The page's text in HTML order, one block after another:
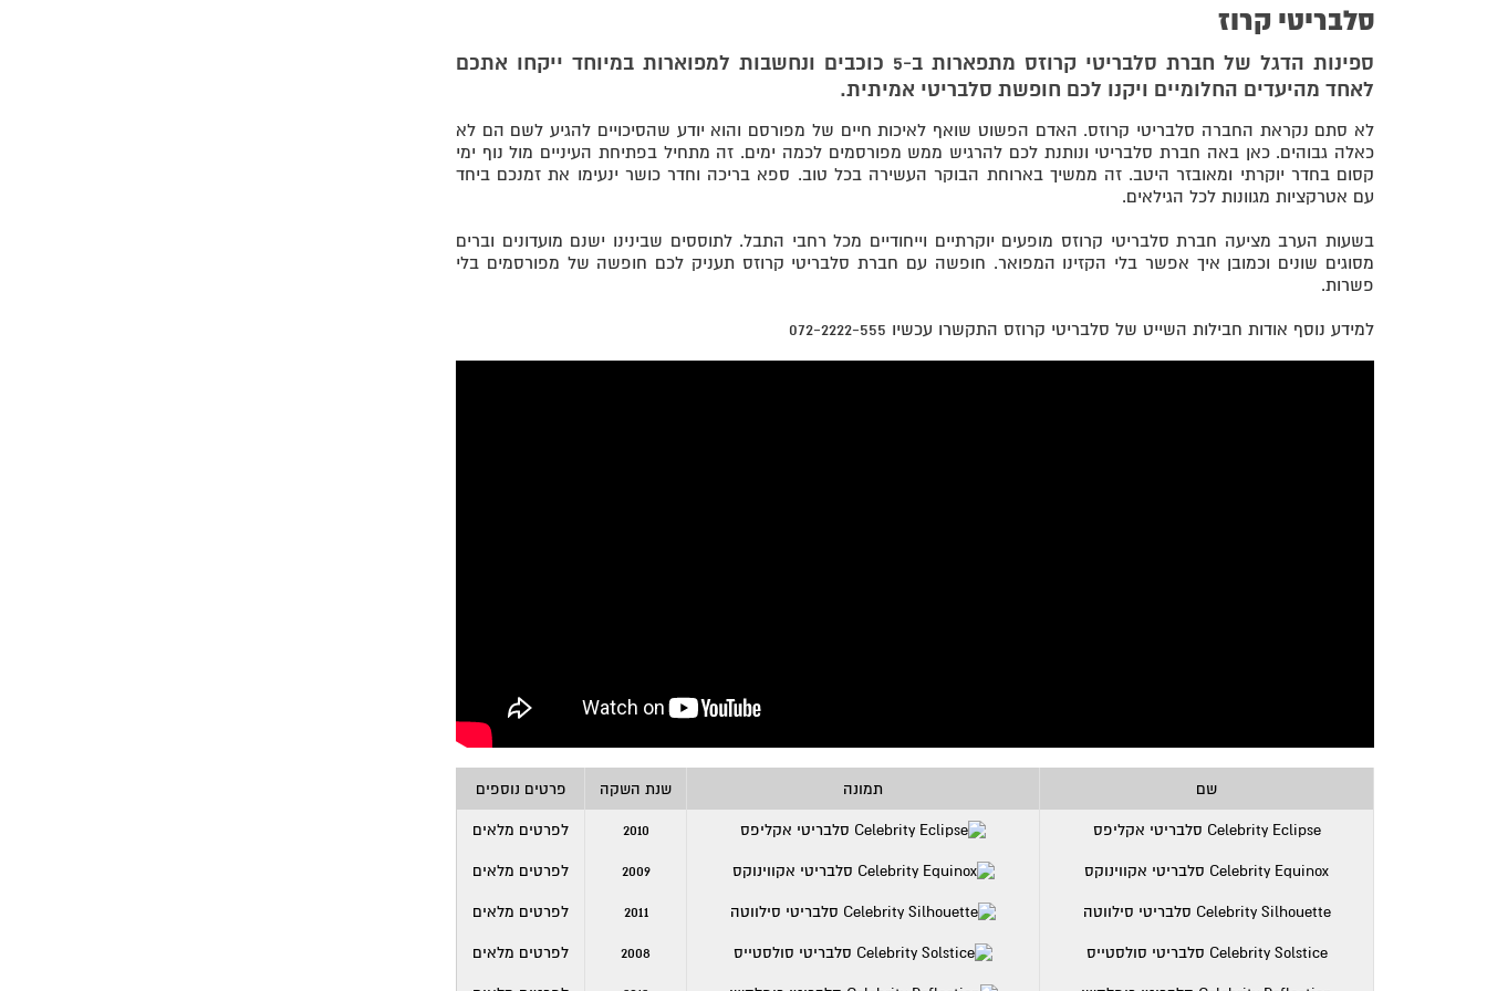
סלבריטי קרוז
ספינות הדגל של חברת סלבריטי קרוזס מתפארות ב-5 כוכבים ונחשבות למפוארות במיוחד ייקחו אתכם
לאחד מהיעדים החלומיים ויקנו לכם חופשת סלבריטי אמיתית.
לא סתם נקראת החברה סלבריטי קרוזס. האדם הפשוט שואף לאיכות חיים של מפורסם והוא יודע שהסיכויים להגיע לשם הם לא
כאלה גבוהים. כאן באה חברת סלבריטי ונותנת לכם להרגיש ממש מפורסמים לכמה ימים. זה מתחיל בפתיחת העיניים מול נוף ימי
קסום בחדר יוקרתי ומאובזר היטב. זה ממשיך בארוחת הבוקר העשירה בכל טוב. ספא בריכה וחדר כושר ינעימו את זמנכם ביחד
עם אטרקציות מגוונות לכל הגילאים.
בשעות הערב מציעה חברת סלבריטי קרוזס מופעים יוקרתיים וייחודיים מכל רחבי התבל. לתוססים שבינינו ישנם מועדונים וברים
מסוגים שונים וכמובן איך אפשר בלי הקזינו המפואר. חופשה עם חברת סלבריטי קרוזס תעניק לכם חופשה של מפורסמים בלי
פשרות.
למידע נוסף אודות חבילות השייט של סלבריטי קרוזס התקשרו עכשיו 072-2222-555
שם תמונה שנת השקה פרטים נוספים
Celebrity Eclipse סלבריטי אקליפס 2010 לפרטים מלאים
Celebrity Equinox סלבריטי אקווינוקס 2009 לפרטים מלאים
Celebrity Silhouette סלבריטי סילווטה 2011 לפרטים מלאים
Celebrity Solstice סלבריטי סולסטייס 2008 לפרטים מלאים